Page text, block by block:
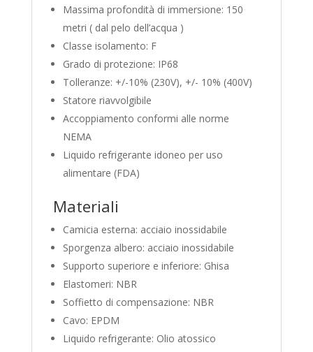
Massima profondità di immersione: 150
metri ( dal pelo dell’acqua )
Classe isolamento: F
Grado di protezione: IP68
Tolleranze: +/-10% (230V), +/- 10% (400V)
Statore riavvolgibile
Accoppiamento conformi alle norme
NEMA
Liquido refrigerante idoneo per uso
alimentare (FDA)
Materiali
Camicia esterna: acciaio inossidabile
Sporgenza albero: acciaio inossidabile
Supporto superiore e inferiore: Ghisa
Elastomeri: NBR
Soffietto di compensazione: NBR
Cavo: EPDM
Liquido refrigerante: Olio atossico